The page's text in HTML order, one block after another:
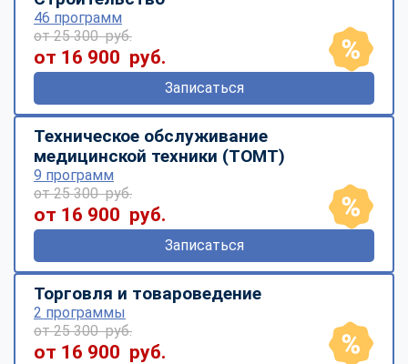
46 программ
от 25 300 руб.
от 16 900 руб.
Записаться
Техническое обслуживание
медицинской техники (ТОМТ)
9 программ
от 25 300 руб.
от 16 900 руб.
Записаться
Торговля и товароведение
2 программы
от 25 300 руб.
от 16 900 руб.